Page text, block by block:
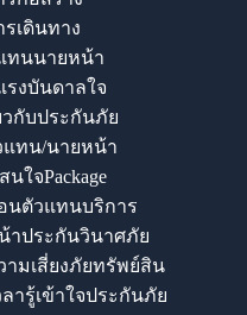
เดินทาง
ทนนายหน้า
งบันดาลใจ
กับประกันภัย
แทน/นายหน้า
ใจPackage
นตัวแทนบริการ
าประกันวินาศภัย
มเสี่ยงภัยทรัพย์สิน
ารู้เข้าใจประกันภัย